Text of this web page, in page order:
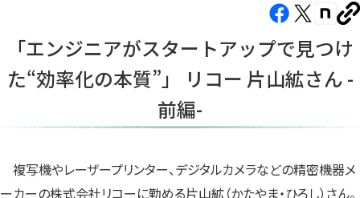
Facebook（新
い
タ
ブ
ま
X（新
い
タ
ブ
ま
note（新
い
タ
ブ
ま
コ
「エンジニアがスタートアップで見つけ
た“効率化の本質”」 リコー 片山絋さん -
前編-
複写機やレーザープリンター、デジタルカメラなどの精密機器メ
ーカーの株式会社リコーに勤める片山絋（かたやま・ひろし）さん。